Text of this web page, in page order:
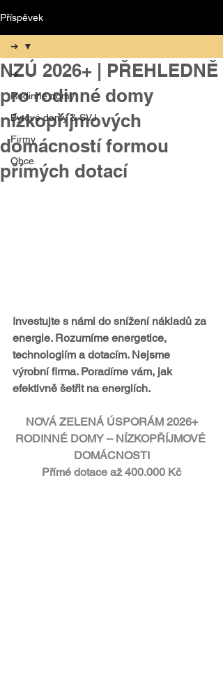
Příspěvek
➜
Rodinné domy
Bytové domy & SVJ
Firmy
Obce
➜
NZÚ 2026+ | PŘEHLEDNĚ
pro rodinné domy
nízkopříjmových
domácností formou
přímých dotací
Investujte s námi do snížení nákladů za
energie. Rozumíme energetice,
technologiím a dotacím. Nejsme
výrobní firma. Poradíme vám, jak
efektivně šetřit na energiích.
NOVÁ ZELENÁ ÚSPORÁM 2026+
RODINNÉ DOMY – NÍZKOPŘÍJMOVÉ
DOMÁCNOSTI
Přímé dotace až 400.000 Kč